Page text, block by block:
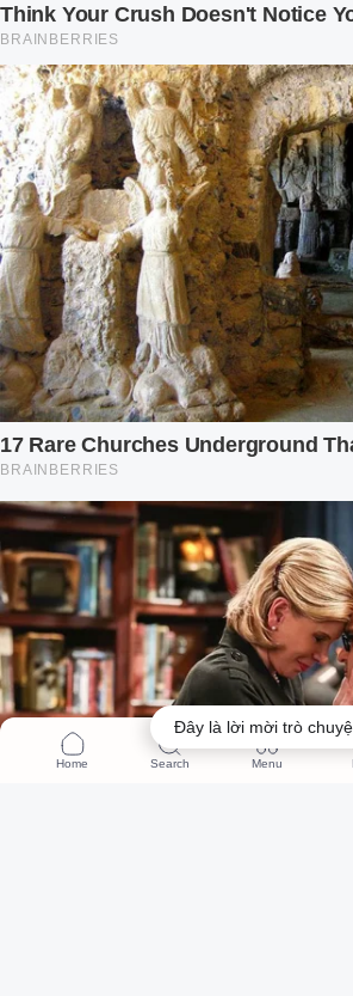
Đây là lời mời trò